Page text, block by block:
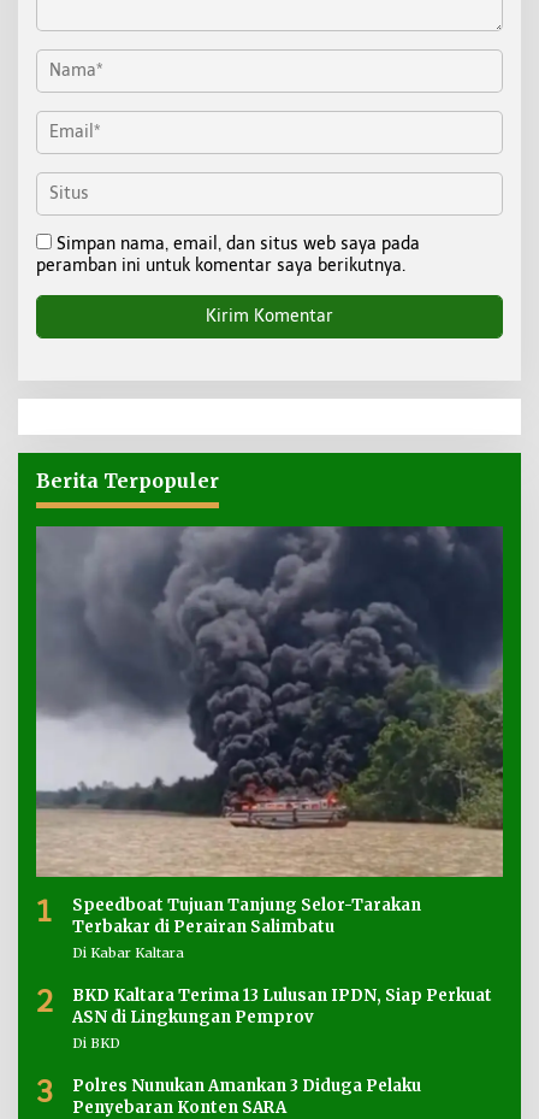
Simpan nama, email, dan situs web saya pada
peramban ini untuk komentar saya berikutnya.
Berita Terpopuler
1
Speedboat Tujuan Tanjung Selor-Tarakan
Terbakar di Perairan Salimbatu
Di Kabar Kaltara
2
BKD Kaltara Terima 13 Lulusan IPDN, Siap Perkuat
ASN di Lingkungan Pemprov
Di BKD
3
Polres Nunukan Amankan 3 Diduga Pelaku
Penyebaran Konten SARA